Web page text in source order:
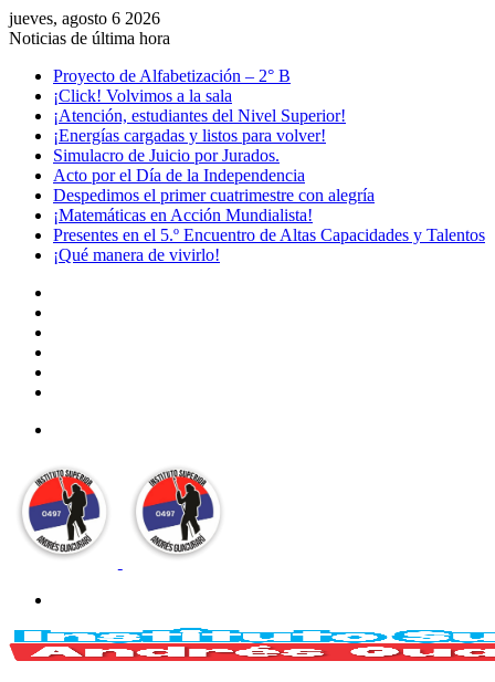
jueves, agosto 6 2026
Noticias de última hora
Proyecto de Alfabetización – 2° B
¡Click! Volvimos a la sala
¡Atención, estudiantes del Nivel Superior!
¡Energías cargadas y listos para volver!
Simulacro de Juicio por Jurados.
Acto por el Día de la Independencia
Despedimos el primer cuatrimestre con alegría
¡Matemáticas en Acción Mundialista!
Presentes en el 5.º Encuentro de Altas Capacidades y Talentos
¡Qué manera de vivirlo!